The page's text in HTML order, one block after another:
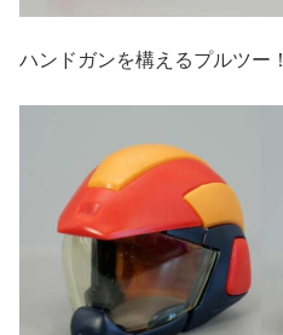
ハンドガンを構えるプルツー！